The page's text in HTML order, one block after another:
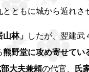
とともに城から遁れさ
山林」
したが、翌建武
熊野堂に攻め寄せてい
大夫兼頼の代官、 氏